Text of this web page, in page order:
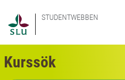
STUDENTWEBBEN
Kurssök